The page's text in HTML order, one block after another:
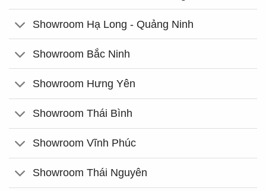
Showroom Hạ Long - Quảng Ninh
Showroom Bắc Ninh
Showroom Hưng Yên
Showroom Thái Bình
Showroom Vĩnh Phúc
Showroom Thái Nguyên